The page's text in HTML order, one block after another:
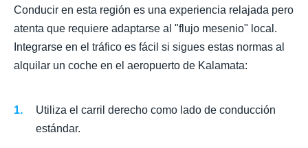
Conducir en esta región es una experiencia relajada pero
atenta que requiere adaptarse al "flujo mesenio" local.
Integrarse en el tráfico es fácil si sigues estas normas al
alquilar un coche en el aeropuerto de Kalamata:
Utiliza el carril derecho como lado de conducción
estándar.